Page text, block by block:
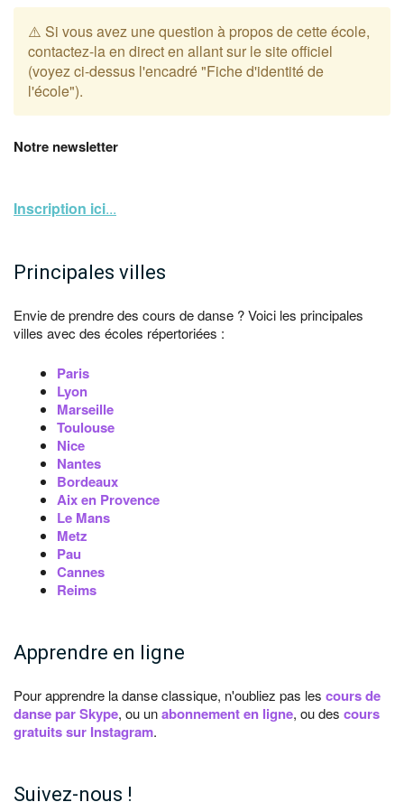
⚠️ Si vous avez une question à propos de cette école,
contactez-la en direct en allant sur le site officiel
(voyez ci-dessus l'encadré "Fiche d'identité de
l'école").
Notre newsletter
Inscription ici...
Principales villes
Envie de prendre des cours de danse ? Voici les principales
villes avec des écoles répertoriées :
Paris
Lyon
Marseille
Toulouse
Nice
Nantes
Bordeaux
Aix en Provence
Le Mans
Metz
Pau
Cannes
Reims
Apprendre en ligne
Pour apprendre la danse classique, n'oubliez pas les cours de
danse par Skype, ou unabonnement en ligne, ou des cours
gratuits sur Instagram.
Suivez-nous !